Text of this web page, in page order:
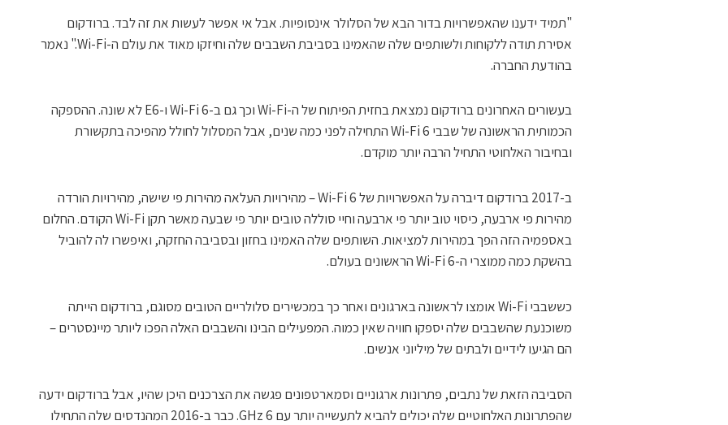
"תמיד ידענו שהאפשרויות בדור הבא של הסלולר אינסופיות. אבל אי אפשר לעשות את זה לבד. ברודקום
אסירת תודה ללקוחות ולשותפים שלה שהאמינו בסביבת השבבים שלה וחיזקו מאוד את עולם ה-Wi-Fi." נאמר
בהודעת החברה.
בעשורים האחרונים ברודקום נמצאת בחזית הפיתוח של ה-Wi-Fi וכך גם ב-Wi-Fi 6 ו-E6 לא שונה. ההספקה
הכמותית הראשונה של שבבי Wi-Fi 6 התחילה לפני כמה שנים, אבל המסלול לחולל מהפיכה בתקשורת
ובחיבור האלחוטי התחיל הרבה יותר מוקדם.
ב-2017 ברודקום דיברה על האפשרויות של Wi-Fi 6 – מהירויות העלאה מהירות פי שישה, מהירויות הורדה
מהירות פי ארבעה, כיסוי טוב יותר פי ארבעה וחיי סוללה טובים יותר פי שבעה מאשר תקן Wi-Fi הקודם. החלום
באספמיה הזה הפך במהירות למציאות. השותפים שלה האמינו בחזון ובסביבה החזקה, ואיפשרו לה להוביל
בהשקת כמה ממוצרי ה-Wi-Fi 6 הראשונים בעולם.
כששבבי Wi-Fi אומצו לראשונה בארגונים ואחר כך במכשירים סלולריים הטובים מסוגם, ברודקום הייתה
משוכנעת שהשבבים שלה יספקו חוויה שאין כמוה. המפעילים הבינו והשבבים האלה הפכו ליותר מיינסטרים –
הם הגיעו לידיים ולבתים של מיליוני אנשים.
הסביבה הזאת של נתבים, פתרונות ארגוניים וסמארטפונים פגשה את הצרכנים היכן שהיו, אבל ברודקום ידעה
שהפתרונות האלחוטיים שלה יכולים להביא לתעשייה יותר עם 6 GHz. כבר ב-2016 המהנדסים שלה התחילו